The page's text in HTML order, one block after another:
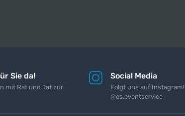
Sie da!
mit Rat und Tat zur
Social Media
Folgt uns auf Instagram!
@cs.eventservice